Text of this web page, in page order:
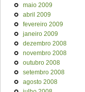
maio 2009
abril 2009
fevereiro 2009
janeiro 2009
dezembro 2008
novembro 2008
outubro 2008
setembro 2008
agosto 2008